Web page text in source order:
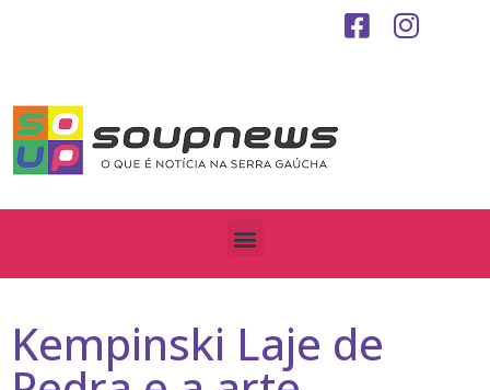
Kempinski Laje de